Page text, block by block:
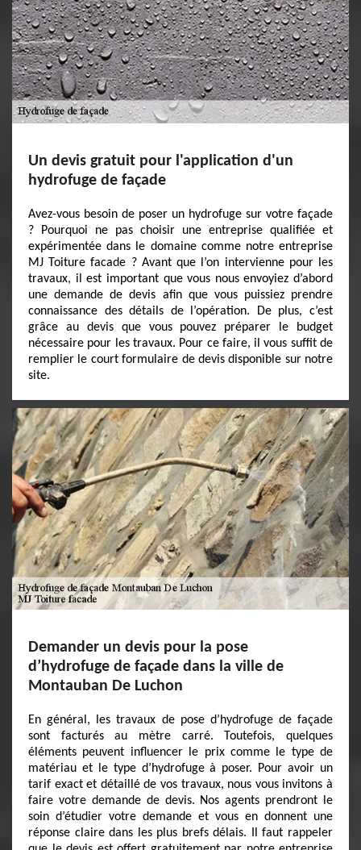
Un devis gratuit pour l'application d'un
hydrofuge de façade
Avez-vous besoin de poser un hydrofuge sur votre façade
? Pourquoi ne pas choisir une entreprise qualifiée et
expérimentée dans le domaine comme notre entreprise
MJ Toiture facade ? Avant que l’on intervienne pour les
travaux, il est important que vous nous envoyiez d’abord
une demande de devis afin que vous puissiez prendre
connaissance des détails de l’opération. De plus, c’est
grâce au devis que vous pouvez préparer le budget
nécessaire pour les travaux. Pour ce faire, il vous suffit de
remplier le court formulaire de devis disponible sur notre
site.
Demander un devis pour la pose
d’hydrofuge de façade dans la ville de
Montauban De Luchon
En général, les travaux de pose d’hydrofuge de façade
sont facturés au mètre carré. Toutefois, quelques
éléments peuvent influencer le prix comme le type de
matériau et le type d’hydrofuge à poser. Pour avoir un
tarif exact et détaillé de vos travaux, nous vous invitons à
faire votre demande de devis. Nos agents prendront le
soin d’étudier votre demande et vous en donnent une
réponse claire dans les plus brefs délais. Il faut rappeler